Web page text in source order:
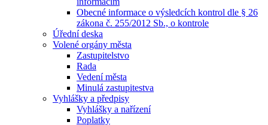
Obecné informace o výsledcích kontrol dle § 26
zákona č. 255/2012 Sb., o kontrole
Úřední deska
Volené orgány města
Zastupitelstvo
Rada
Vedení města
Minulá zastupitestva
Vyhlášky a předpisy
Vyhlášky a nařízení
Poplatky